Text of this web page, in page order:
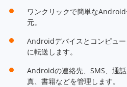
ワンクリックで簡単な
元。
Androidデバイスとコンピュ
に転送します。
Androidの連絡先、SMS、通
真、書籍などを管理します。